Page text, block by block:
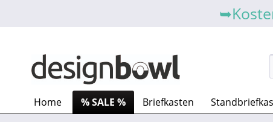
Home % SALE % Briefkasten